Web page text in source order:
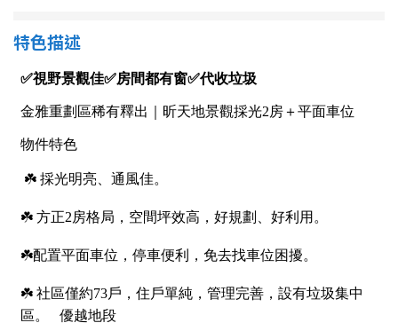
金門連江
樓層
不拘
1樓 2樓
5~10樓
21樓以上
特色描述